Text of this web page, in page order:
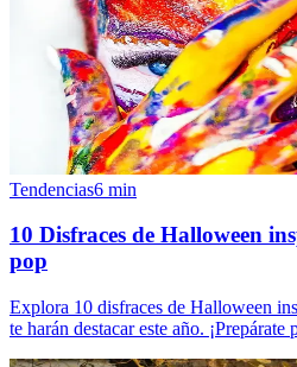
Tendencias6 min
10 Disfraces de Halloween
pop
Explora 10 disfraces de Halloween
te harán destacar este año. ¡Prepárate